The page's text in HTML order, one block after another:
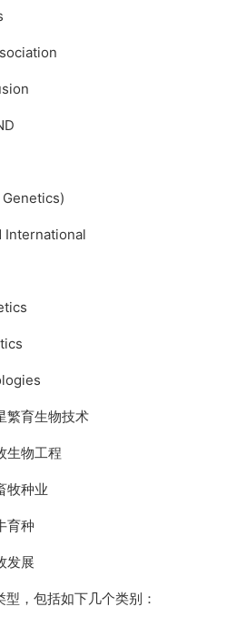
International
育生物技术
生物工程
牧种业
育种
发展
，包括如下几个类别：